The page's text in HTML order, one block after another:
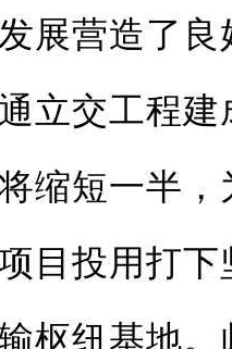
展营造了
立交工程
缩短一半
目投用打
枢纽基地